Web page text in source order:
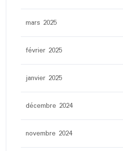
mars 2025
février 2025
janvier 2025
décembre 2024
novembre 2024